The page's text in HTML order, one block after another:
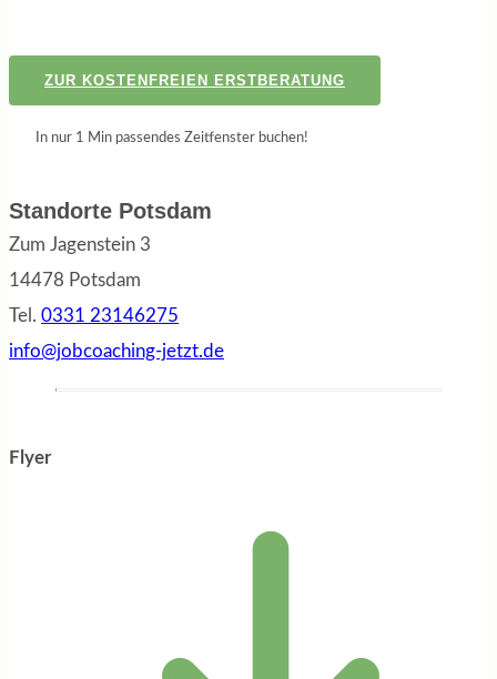
ZUR KOSTENFREIEN ERSTBERATUNG
In nur 1 Min passendes Zeitfenster buchen!
Standorte Potsdam
Zum Jagenstein 3
14478 Potsdam
Tel. 0331 23146275
info@jobcoaching-jetzt.de
Flyer